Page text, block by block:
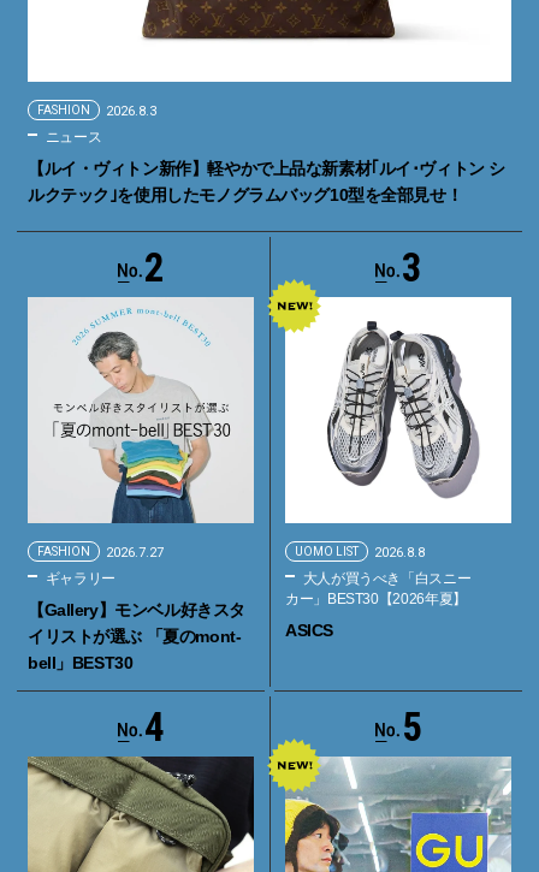
FASHION 2026.8.3
ニュース
【ルイ・ヴィトン新作】軽やかで上品な新素材｢ルイ･ヴィトン シ
ルクテック｣を使用したモノグラムバッグ10型を全部見せ！
2
FASHION 2026.7.27
ギャラリー
【Gallery】モンベル好きスタ
イリストが選ぶ 「夏のmont-
bell」BEST30
3
UOMO LIST 2026.8.8
大人が買うべき「白スニー
カー」BEST30【2026年夏】
ASICS
4 5